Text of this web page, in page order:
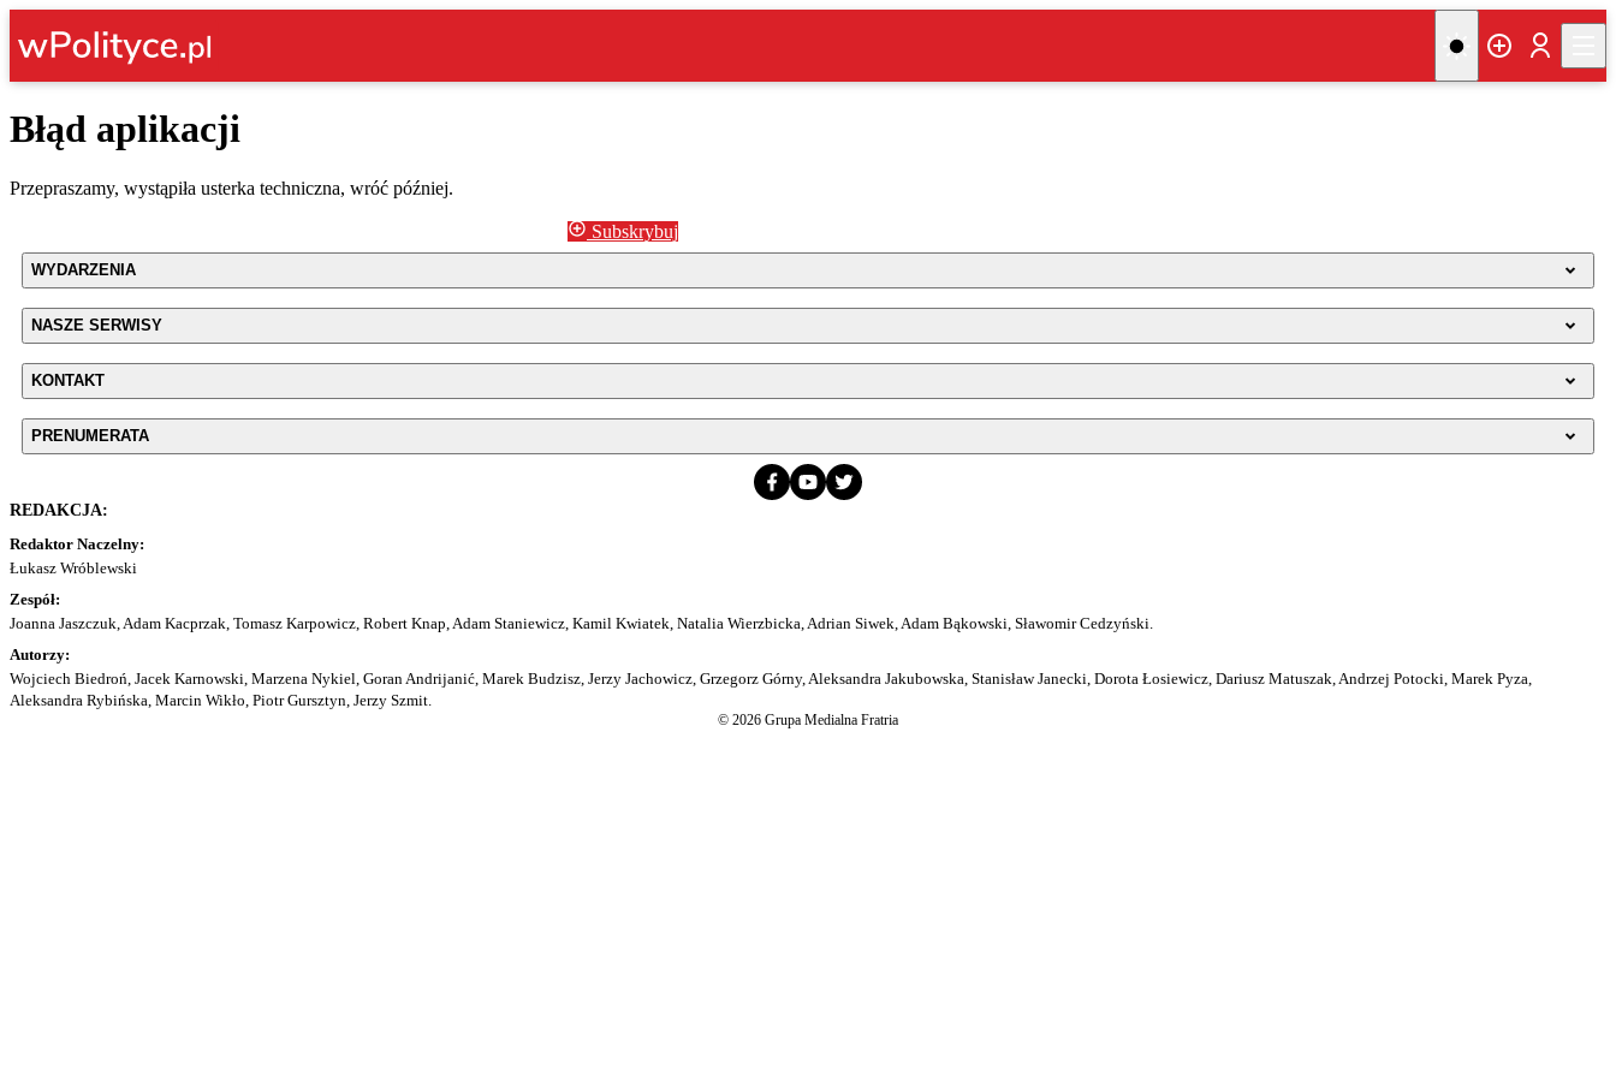
Błąd aplikacji
Przepraszamy, wystąpiła usterka techniczna, wróć później.
Subskrybuj
WYDARZENIA
NASZE SERWISY
KONTAKT
PRENUMERATA
REDAKCJA:
Redaktor Naczelny:
Łukasz Wróblewski
Zespół:
Joanna Jaszczuk, Adam Kacprzak, Tomasz Karpowicz, Robert Knap, Adam Staniewicz, Kamil Kwiatek, Natalia Wierzbicka, Adrian Siwek, Adam Bąkowski, Sławomir Cedzyński.
Autorzy:
Wojciech Biedroń, Jacek Karnowski, Marzena Nykiel, Goran Andrijanić, Marek Budzisz, Jerzy Jachowicz, Grzegorz Górny, Aleksandra Jakubowska, Stanisław Janecki, Dorota Łosiewicz, Dariusz Matuszak, Andrzej Potocki, Marek Pyza,
Aleksandra Rybińska, Marcin Wikło, Piotr Gursztyn, Jerzy Szmit.
© 2026 Grupa Medialna Fratria